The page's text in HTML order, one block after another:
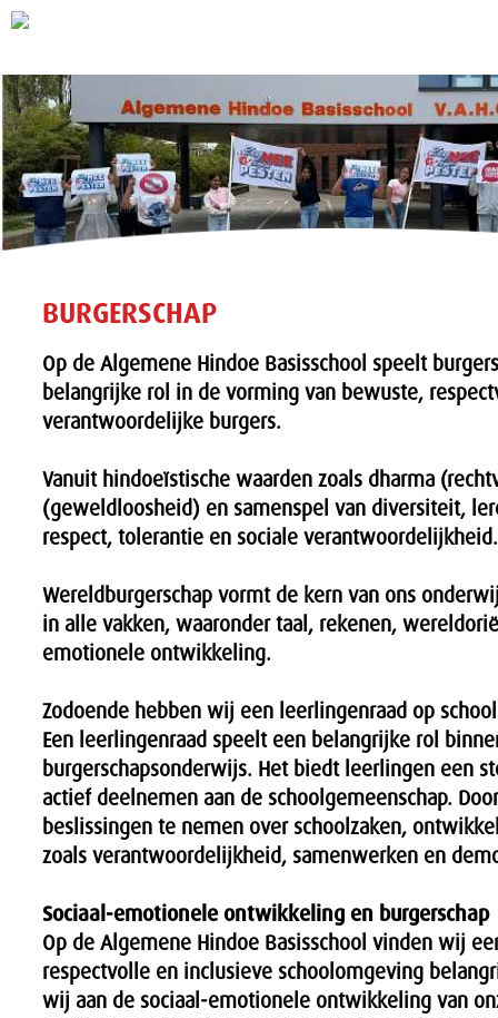
BURGERSCHAP
Op de Algemene Hindoe Basisschool speelt
belangrijke rol in de vorming van bewuste,
verantwoordelijke burgers.
Vanuit hindoeïstische waarden zoals dharma
(geweldloosheid) en samenspel van diversiteit,
respect, tolerantie en sociale verantwoordelijkheid.
Wereldburgerschap vormt de kern van ons
in alle vakken, waaronder taal, rekenen,
emotionele ontwikkeling.
Zodoende hebben wij een leerlingenraad op
Een leerlingenraad speelt een belangrijke rol
burgerschapsonderwijs. Het biedt leerlingen een
actief deelnemen aan de schoolgemeenschap.
beslissingen te nemen over schoolzaken,
zoals verantwoordelijkheid, samenwerken en
Sociaal-emotionele ontwikkeling en burgerschap
Op de Algemene Hindoe Basisschool vinden wij
respectvolle en inclusieve schoolomgeving
wij aan de sociaal-emotionele ontwikkeling van